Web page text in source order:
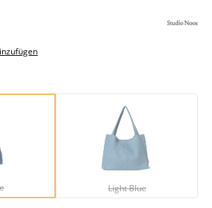
BlueOption ist zurzeit nicht verfügbar.)
Light Blue
Light Blue
(Diese Option ist